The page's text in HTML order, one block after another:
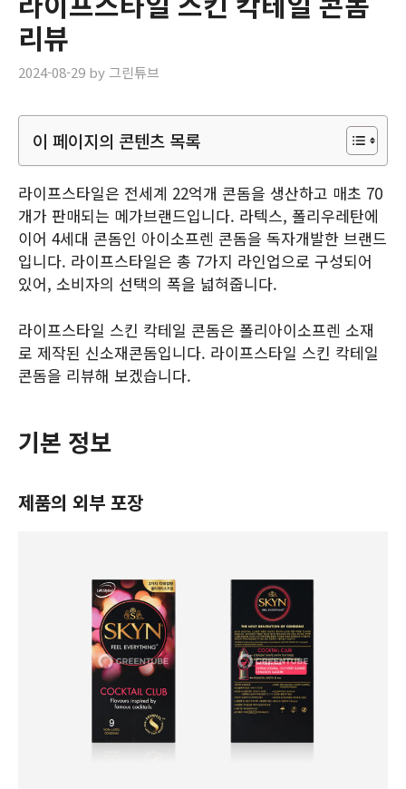
리뷰
2024-08-29 by그린튜브
이 페이지의 콘텐츠 목록
라이프스타일은 전세계 22억개 콘돔을 생산하고 매초 70
개가 판매되는 메가브랜드입니다. 라텍스, 폴리우레탄에
이어 4세대 콘돔인 아이소프렌 콘돔을 독자개발한 브랜드
입니다. 라이프스타일은 총 7가지 라인업으로 구성되어
있어, 소비자의 선택의 폭을 넓혀줍니다.
라이프스타일 스킨 칵테일 콘돔은 폴리아이소프렌 소재
로 제작된 신소재콘돔입니다. 라이프스타일 스킨 칵테일
콘돔을 리뷰해 보겠습니다.
기본 정보
제품의 외부 포장